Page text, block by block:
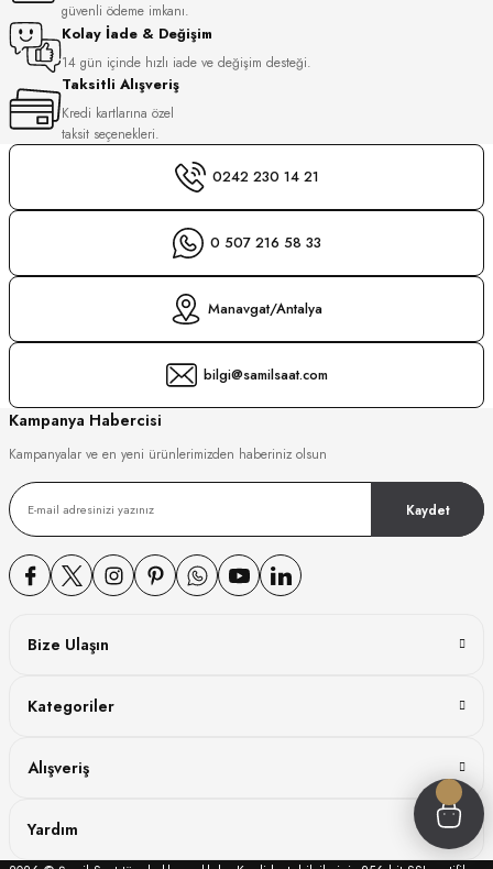
güvenli ödeme imkanı.
Kolay İade & Değişim
14 gün içinde hızlı iade ve değişim desteği.
Taksitli Alışveriş
Kredi kartlarına özel
taksit seçenekleri.
0242 230 14 21
0 507 216 58 33
Manavgat/Antalya
bilgi@samilsaat.com
Kampanya Habercisi
Kampanyalar ve en yeni ürünlerimizden haberiniz olsun
Kaydet
Bize Ulaşın
Kategoriler
Alışveriş
Yardım
WATCH
WATCH